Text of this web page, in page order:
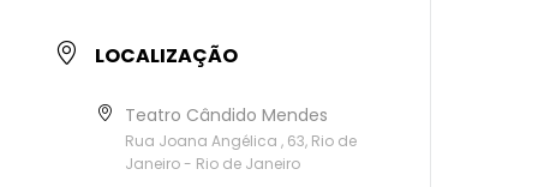
LOCALIZAÇÃO
Teatro Cândido Mendes
Rua Joana Angélica , 63, Rio de
Janeiro - Rio de Janeiro